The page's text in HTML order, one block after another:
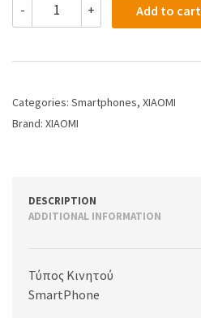
- + Add to cart
Categories: Smartphones, XIAOMI
Brand: XIAOMI
DESCRIPTION
ADDITIONAL INFORMATION
Τύπος Κινητού
SmartPhone